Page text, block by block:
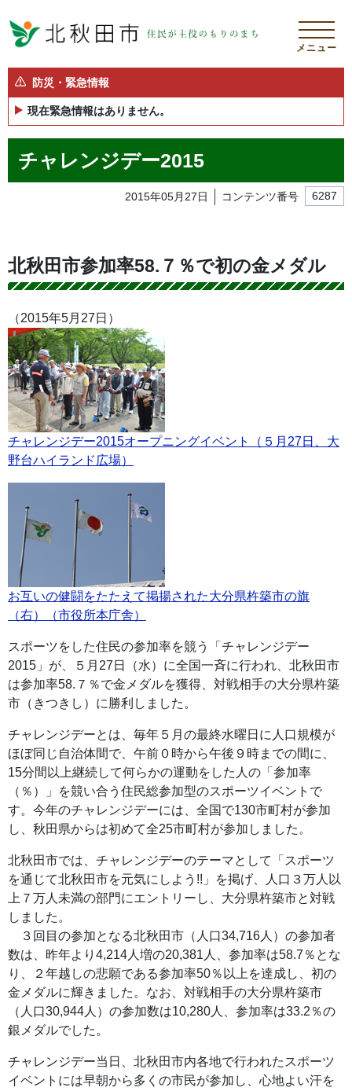
メニュー
防災・緊急情報
現在緊急情報はありません。
チャレンジデー2015
2015年05月27日 コンテンツ番号 6287
北秋田市参加率58.７％で初の金メダル
（2015年5月27日）
チャレンジデー2015オープニングイベント（５月27日、大
野台ハイランド広場）
お互いの健闘をたたえて掲揚された大分県杵築市の旗
（右）（市役所本庁舎）
スポーツをした住民の参加率を競う「チャレンジデー
2015」が、５月27日（水）に全国一斉に行われ、北秋田市
は参加率58.７％で金メダルを獲得、対戦相手の大分県杵築
市（きつきし）に勝利しました。
チャレンジデーとは、毎年５月の最終水曜日に人口規模が
ほぼ同じ自治体間で、午前０時から午後９時までの間に、
15分間以上継続して何らかの運動をした人の「参加率
（％）」を競い合う住民総参加型のスポーツイベントで
す。今年のチャレンジデーには、全国で130市町村が参加
し、秋田県からは初めて全25市町村が参加しました。
北秋田市では、チャレンジデーのテーマとして「スポーツ
を通じて北秋田市を元気にしよう!!」を掲げ、人口３万人以
上７万人未満の部門にエントリーし、大分県杵築市と対戦
しました。
３回目の参加となる北秋田市（人口34,716人）の参加者
数は、昨年より4,214人増の20,381人、参加率は58.7％とな
り、２年越しの悲願である参加率50％以上を達成し、初の
金メダルに輝きました。なお、対戦相手の大分県杵築市
（人口30,944人）の参加数は10,280人、参加率は33.2％の
銀メダルでした。
チャレンジデー当日、北秋田市内各地で行われたスポーツ
イベントには早朝から多くの市民が参加し、心地よい汗を